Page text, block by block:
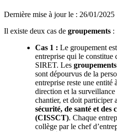
Dernière mise à jour le : 26/01/2025
Il existe deux cas de groupements :
Cas 1 : Le groupement
entreprise qui le constitue
SIRET. Les
sont dépourvus de la
entreprise reste une entité
direction et la
chantier, et doit participer
sécurité, de santé et
(CISSCT). Chaque
collège par le chef